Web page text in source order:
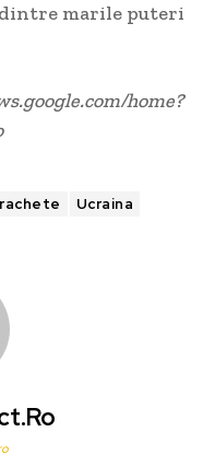
marile puteri
home?
rachete Ucraina